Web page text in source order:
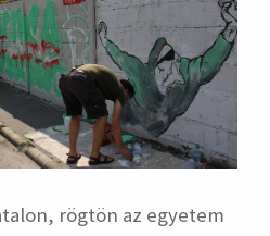
rögtön az egyetem